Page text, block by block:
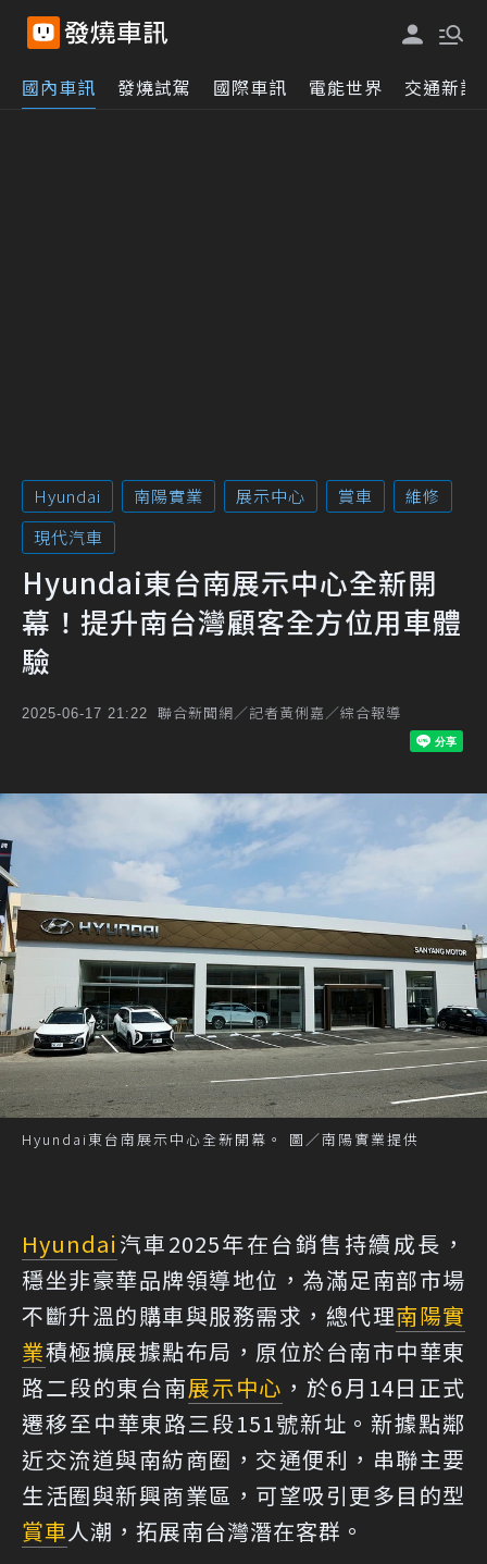
國內車訊 發燒試駕 國際車訊 電能世界 交通新訊
Hyundai 南陽實業 展示中心 賞車
維修
現代汽車
Hyundai東台南展示中心全新開
幕！提升南台灣顧客全方位用車體
驗
2025-06-17 21:22 聯合新聞網／記者黃俐嘉／綜合報導
Hyundai東台南展示中心全新開幕。 圖／南陽實業提供
Hyundai 汽車2025年在台銷售持續成長，
穩坐非豪華品牌領導地位，為滿足南部市場
不斷升溫的購車與服務需求，總代理南陽實
業積極擴展據點布局，原位於台南市中華東
路二段的東台南展示中心 ，於6月14日正式
遷移至中華東路三段151號新址。新據點鄰
近交流道與南紡商圈，交通便利，串聯主要
生活圈與新興商業區，可望吸引更多目的型
賞車人潮，拓展南台灣潛在客群。